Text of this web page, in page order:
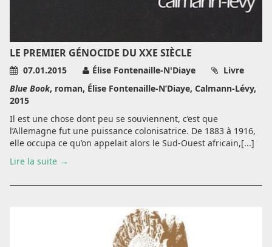
LE PREMIER GÉNOCIDE DU XXE SIÈCLE
07.01.2015 Élise Fontenaille-N'Diaye
Livre
Blue Book, roman, Élise Fontenaille-N’Diaye, Calmann-Lévy,
2015
Il est une chose dont peu se souviennent, c’est que
l’Allemagne fut une puissance colonisatrice. De 1883 à 1916,
elle occupa ce qu’on appelait alors le Sud-Ouest africain,[...]
Lire la suite